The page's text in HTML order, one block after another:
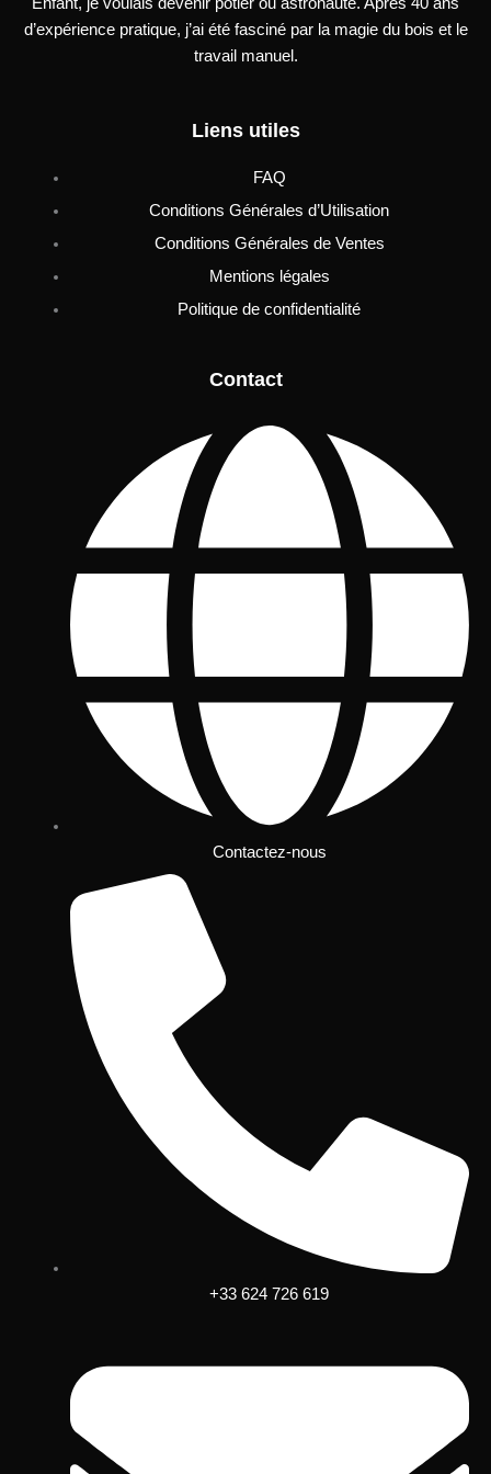
d’expérience pratique, j’ai été fasciné par la magie du bois et le
travail manuel.
Liens utiles
FAQ
Conditions Générales d’Utilisation
Conditions Générales de Ventes
Mentions légales
Politique de confidentialité
Contact
Contactez-nous
+33 624 726 619